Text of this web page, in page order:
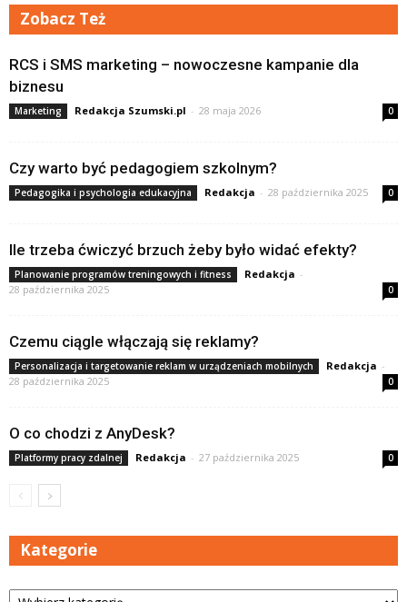
Zobacz Też
RCS i SMS marketing – nowoczesne kampanie dla
biznesu
Marketing Redakcja Szumski.pl - 28 maja 2026 0
Czy warto być pedagogiem szkolnym?
Pedagogika i psychologia edukacyjna Redakcja - 28 października 2025 0
Ile trzeba ćwiczyć brzuch żeby było widać efekty?
Planowanie programów treningowych i fitness Redakcja -
28 października 2025
0
Czemu ciągle włączają się reklamy?
Personalizacja i targetowanie reklam w urządzeniach mobilnych Redakcja -
28 października 2025
0
O co chodzi z AnyDesk?
Platformy pracy zdalnej Redakcja - 27 października 2025 0
Kategorie
Kategorie